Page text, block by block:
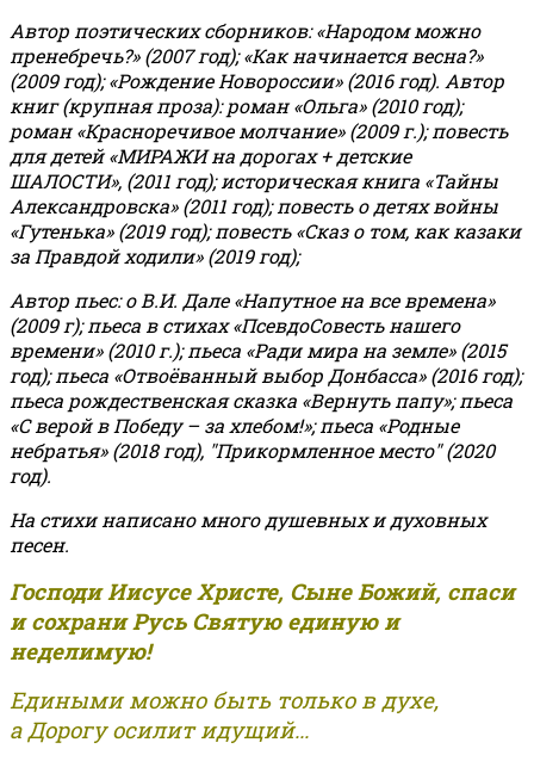
Автор поэтических сборников: «Народом можно
пренебречь?» (2007 год); «Как начинается весна?»
(2009 год); «Рождение Новороссии» (2016 год). Автор
книг (крупная проза): роман «Ольга» (2010 год);
роман «Красноречивое молчание» (2009 г.); повесть
для детей «МИРАЖИ на дорогах + детские
ШАЛОСТИ», (2011 год); историческая книга «Тайны
Александровска» (2011 год); повесть о детях войны
«Гутенька» (2019 год); повесть «Сказ о том, как казаки
за Правдой ходили» (2019 год);
Автор пьес: о В.И. Дале «Напутное на все времена»
(2009 г); пьеса в стихах «ПсевдоСовесть нашего
времени» (2010 г.); пьеса «Ради мира на земле» (2015
год); пьеса «Отвоёванный выбор Донбасса» (2016 год);
пьеса рождественская сказка «Вернуть папу»; пьеса
«С верой в Победу – за хлебом!»;пьеса «Родные
небратья» (2018 год), "Прикормленное место" (2020
год).
На стихи написано много душевных и духовных
песен.
Господи Иисусе Христе, Сыне Божий, спаси
и сохрани Русь Святую единую и
неделимую!
Едиными можно быть только в духе,
а Дорогу осилит идущий...